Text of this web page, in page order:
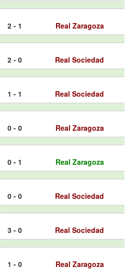
2 - 1 Real Zaragoza
2 - 0 Real Sociedad
1 - 1 Real Sociedad
0 - 0 Real Zaragoza
0 - 1 Real Zaragoza
0 - 0 Real Sociedad
3 - 0 Real Sociedad
1 - 0 Real Zaragoza